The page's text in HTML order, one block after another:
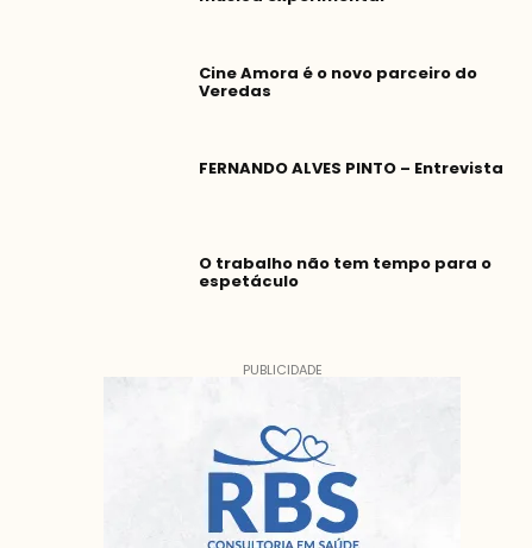
Cine Amora é o novo parceiro do
Veredas
FERNANDO ALVES PINTO – Entrevista
O trabalho não tem tempo para o
espetáculo
PUBLICIDADE